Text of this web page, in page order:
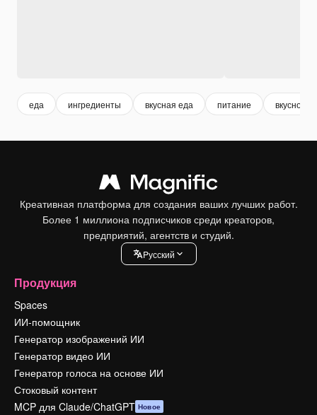
еда ингредиенты вкусная еда питание вкусно
Креативная платформа для создания ваших лучших работ.
Более 1 миллиона подписчиков среди креаторов,
предприятий, агентств и студий.
Pусский
Продукция
Spaces
ИИ-помощник
Генератор изображений ИИ
Генератор видео ИИ
Генератор голоса на основе ИИ
Стоковый контент
MCP для Claude/ChatGPT Новое